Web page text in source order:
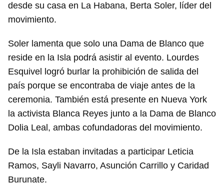
desde su casa en La Habana, Berta Soler, líder del
movimiento.
Soler lamenta que solo una Dama de Blanco que
reside en la Isla podrá asistir al evento. Lourdes
Esquivel logró burlar la prohibición de salida del
país porque se encontraba de viaje antes de la
ceremonia. También está presente en Nueva York
la activista Blanca Reyes junto a la Dama de Blanco
Dolia Leal, ambas cofundadoras del movimiento.
De la Isla estaban invitadas a participar Leticia
Ramos, Sayli Navarro, Asunción Carrillo y Caridad
Burunate.